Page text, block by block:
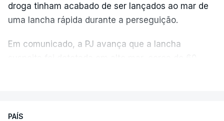
droga tinham acabado de ser lançados ao mar de
uma lancha rápida durante a perseguição.
Em comunicado, a PJ avança que a lancha
desencadeando uma ação de prevenção
PAÍS